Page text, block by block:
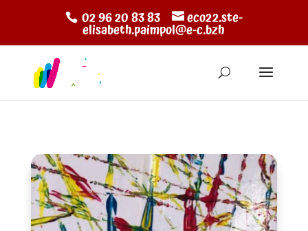
02 96 20 83 83 eco22.ste-
elisabeth.paimpol@e-c.bzh